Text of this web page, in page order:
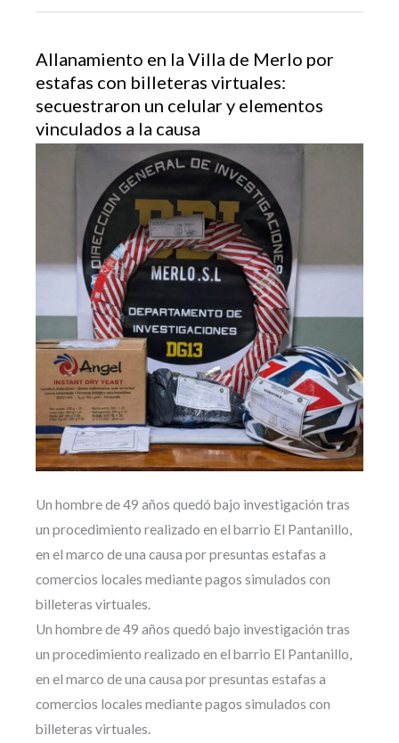
Allanamiento en la Villa de Merlo por
estafas con billeteras virtuales:
secuestraron un celular y elementos
vinculados a la causa
Un hombre de 49 años quedó bajo investigación tras
un procedimiento realizado en el barrio El Pantanillo,
en el marco de una causa por presuntas estafas a
comercios locales mediante pagos simulados con
billeteras virtuales.
Un hombre de 49 años quedó bajo investigación tras
un procedimiento realizado en el barrio El Pantanillo,
en el marco de una causa por presuntas estafas a
comercios locales mediante pagos simulados con
billeteras virtuales.